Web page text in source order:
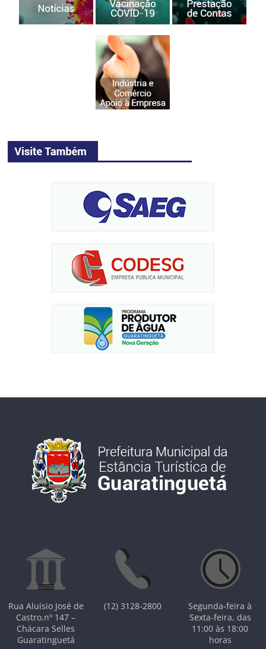
Rua Aluísio José de
Castro,nº 147 –
Chácara Selles
Guaratinguetá
(12) 3128-2800
Segunda-feira à
Sexta-feira, das
11:00 às 18:00
horas